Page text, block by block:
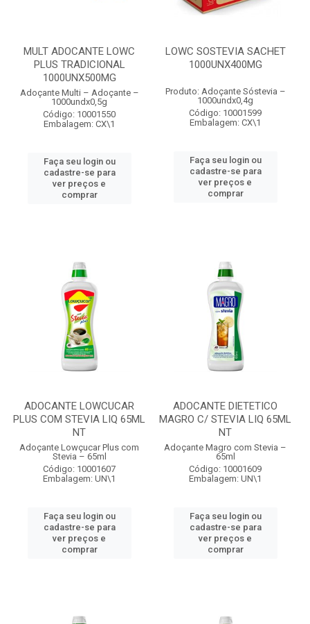
MULT ADOCANTE LOWC
PLUS TRADICIONAL
1000UNX500MG
Adoçante Multi – Adoçante –
1000undx0,5g
Código: 10001550
Embalagem: CX\1
Faça seu login ou
cadastre-se para
ver preços e
comprar
LOWC SOSTEVIA SACHET
1000UNX400MG
Produto: Adoçante Sóstevia –
1000undx0,4g
Código: 10001599
Embalagem: CX\1
Faça seu login ou
cadastre-se para
ver preços e
comprar
ADOCANTE LOWCUCAR
PLUS COM STEVIA LIQ 65ML
NT
Adoçante Lowçucar Plus com
Stevia – 65ml
Código: 10001607
Embalagem: UN\1
Faça seu login ou
cadastre-se para
ver preços e
comprar
ADOCANTE DIETETICO
MAGRO C/ STEVIA LIQ 65ML
NT
Adoçante Magro com Stevia –
65ml
Código: 10001609
Embalagem: UN\1
Faça seu login ou
cadastre-se para
ver preços e
comprar